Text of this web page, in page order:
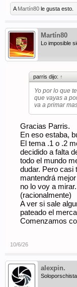
A Martín80 le gusta esto.
Martín80
Lo imposible
parris dijo: ↑
Yo por lo que
que vayas a
va a primar
Gracias Parris.
En eso estaba,
El tema .1 o .2
decidido a falta
todo el mundo
dudar. Pero casi
mantendrá
no lo voy a
(racionalmente)
A ver si sale
pateado el
Comenzamos
10/6/26
alexpin.
Soloporschista